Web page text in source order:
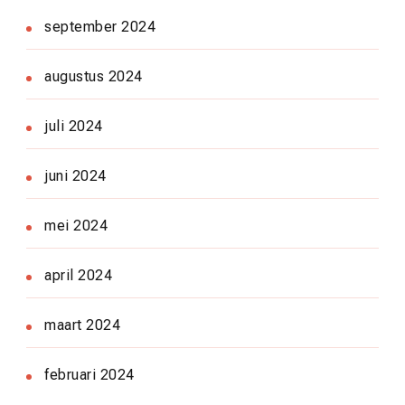
september 2024
augustus 2024
juli 2024
juni 2024
mei 2024
april 2024
maart 2024
februari 2024